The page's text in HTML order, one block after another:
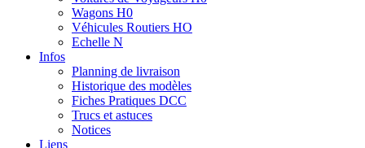
Wagons H0
Véhicules Routiers HO
Echelle N
Infos
Planning de livraison
Historique des modèles
Fiches Pratiques DCC
Trucs et astuces
Notices
Liens